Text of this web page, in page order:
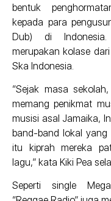
bentuk
kepada para
Dub) di Indonesia.
merupakan kolase
Ska Indonesia.
“Sejak masa
memang penikmat
musisi asal Jamaika,
band-band lokal yang
itu kiprah mereka
lagu,” kata Kiki Pea
Seperti single